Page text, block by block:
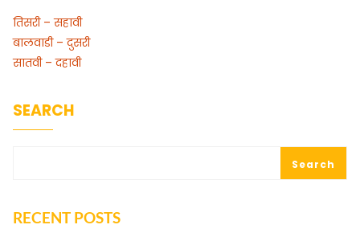
तिसरी – सहावी
बालवाडी – दुसरी
सातवी – दहावी
SEARCH
Search
RECENT POSTS